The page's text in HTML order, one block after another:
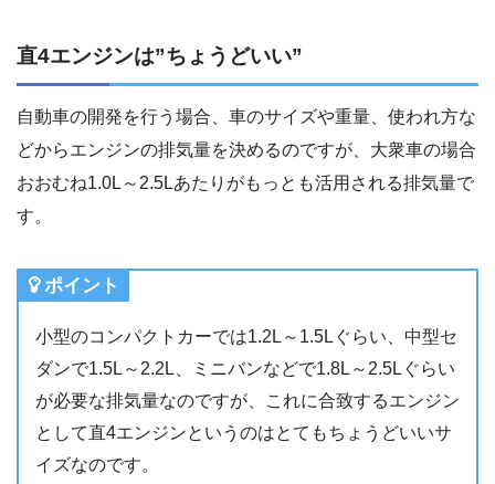
直4エンジンは”ちょうどいい”
自動車の開発を行う場合、車のサイズや重量、使われ方な
どからエンジンの排気量を決めるのですが、大衆車の場合
おおむね1.0L～2.5Lあたりがもっとも活用される排気量で
す。
ポイント
小型のコンパクトカーでは1.2L～1.5Lぐらい、中型セ
ダンで1.5L～2.2L、ミニバンなどで1.8L～2.5Lぐらい
が必要な排気量なのですが、これに合致するエンジン
として直4エンジンというのはとてもちょうどいいサ
イズなのです。